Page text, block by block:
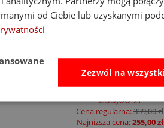
Little Dutch namiot
up z powłoką UV40 Fresh
255,00 zł
Cena regularna:339,00 zł
Najniższa cena:255,00 zł
od Ciebie lub uzyskanymi
Zezwól na